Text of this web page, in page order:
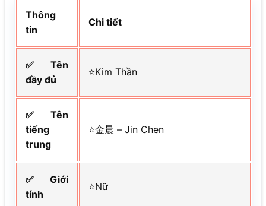
Thông
tin
Chi tiết
✅Tên
đầy đủ
⭐Kim Thần
✅Tên
tiếng
trung
⭐金晨 – Jin Chen
✅Giới
tính
⭐Nữ